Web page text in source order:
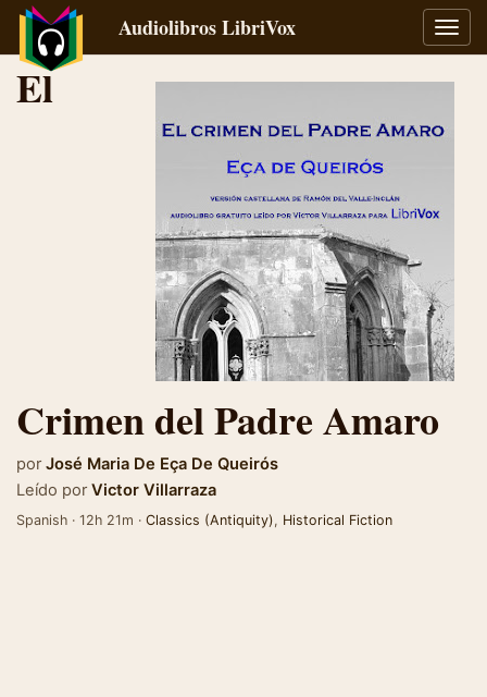
Audiolibros LibriVox
El
Crimen del Padre Amaro
por José Maria De Eça De Queirós
Leído por Victor Villarraza
Spanish · 12h 21m · Classics (Antiquity), Historical Fiction